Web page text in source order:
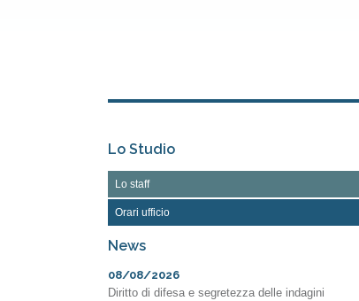
Lo Studio
Lo staff
Orari ufficio
News
08/08/2026
Diritto di difesa e segretezza delle indagini